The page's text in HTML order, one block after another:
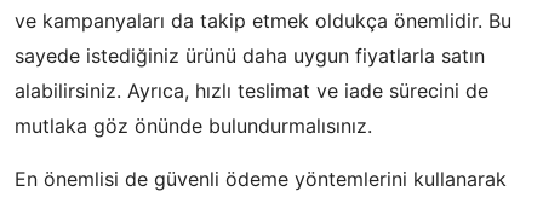
ve kampanyaları da takip etmek oldukça önemlidir. Bu
sayede istediğiniz ürünü daha uygun fiyatlarla satın
alabilirsiniz. Ayrıca, hızlı teslimat ve iade sürecini de
mutlaka göz önünde bulundurmalısınız.
En önemlisi de güvenli ödeme yöntemlerini kullanarak